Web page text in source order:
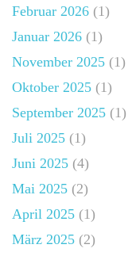
Februar 2026 (1)
Januar 2026 (1)
November 2025 (1)
Oktober 2025 (1)
September 2025 (1)
Juli 2025 (1)
Juni 2025 (4)
Mai 2025 (2)
April 2025 (1)
März 2025 (2)